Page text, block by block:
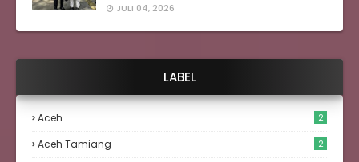
JULI 04, 2026
LABEL
Aceh 2
Aceh Tamiang 2